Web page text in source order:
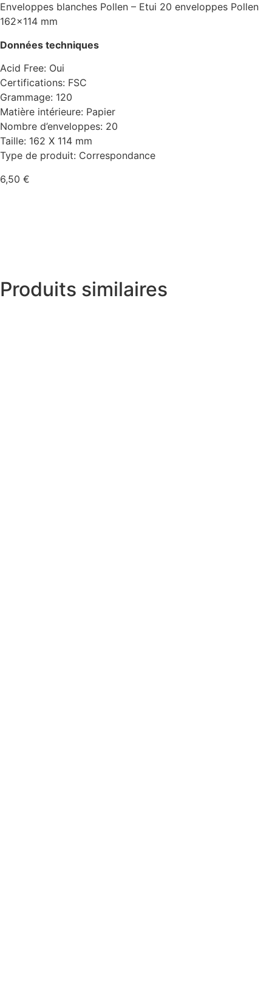
Enveloppes blanches Pollen – Etui 20 enveloppes Pollen
162×114 mm
Données techniques
Acid Free: Oui
Certifications: FSC
Grammage: 120
Matière intérieure: Papier
Nombre d’enveloppes: 20
Taille: 162 X 114 mm
Type de produit: Correspondance
6,50 €
Produits similaires